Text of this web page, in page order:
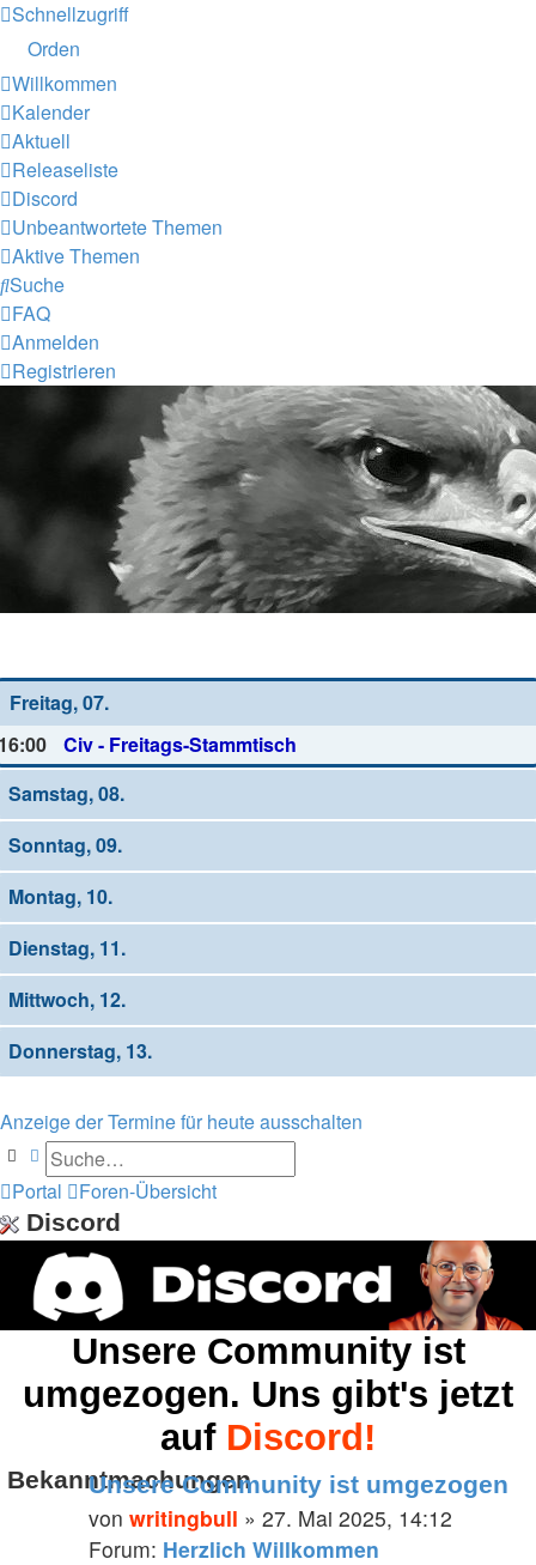
Schnellzugriff
Orden
Willkommen
Kalender
Aktuell
Releaseliste
Discord
Unbeantwortete Themen
Aktive Themen
Suche
FAQ
Anmelden
Registrieren
Freitag, 07.
Civ - Freitags-Stammtisch
Samstag, 08.
Sonntag, 09.
Montag, 10.
Dienstag, 11.
Mittwoch, 12.
Donnerstag, 13.
Anzeige der Termine für heute ausschalten
SucheErweiterte Suche
Portal
Foren-Übersicht
Discord
Unsere Community ist
umgezogen. Uns gibt's jetzt
auf Discord!
Bekanntmachungen
Unsere Community ist umgezogen
von writingbull » 27. Mai 2025, 14:12
Forum: Herzlich Willkommen